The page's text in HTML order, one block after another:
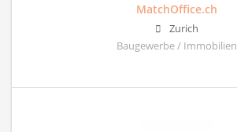
MatchOffice.ch
Zurich
Baugewerbe / Immobilien